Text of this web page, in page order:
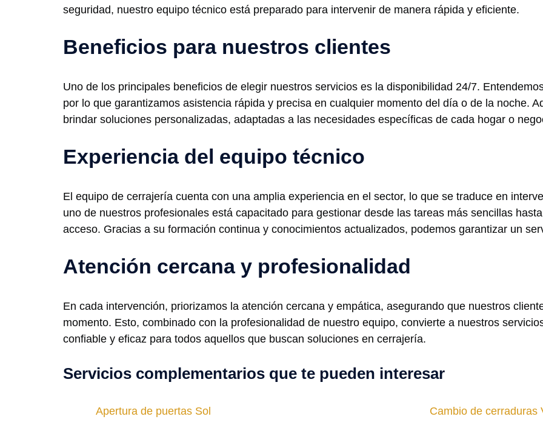
seguridad, nuestro equipo técnico está preparado para intervenir de manera rápida y eficiente.
Beneficios para nuestros clientes
Uno de los principales beneficios de elegir nuestros servicios es la disponibilidad 24/7.
por lo que garantizamos asistencia rápida y precisa en cualquier momento del día o de la noche.
brindar soluciones personalizadas, adaptadas a las necesidades específicas de cada hogar o
Experiencia del equipo técnico
El equipo de cerrajería cuenta con una amplia experiencia en el sector, lo que se traduce en
uno de nuestros profesionales está capacitado para gestionar desde las tareas más sencillas
acceso. Gracias a su formación continua y conocimientos actualizados, podemos garantizar un
Atención cercana y profesionalidad
En cada intervención, priorizamos la atención cercana y empática, asegurando que nuestros
momento. Esto, combinado con la profesionalidad de nuestro equipo, convierte a nuestros
confiable y eficaz para todos aquellos que buscan soluciones en cerrajería.
Servicios complementarios que te pueden interesar
Apertura de puertas Sol Cambio de cerraduras